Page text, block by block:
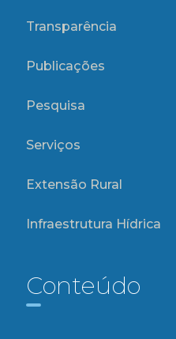
Transparência
Publicações
Pesquisa
Serviços
Extensão Rural
Infraestrutura Hídrica
Conteúdo